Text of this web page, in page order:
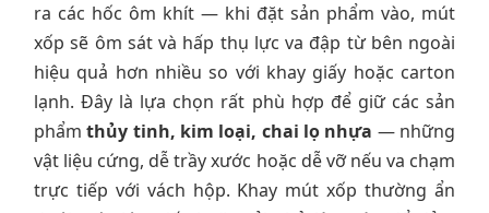
ra các hốc ôm khít — khi đặt sản phẩm vào, mút
xốp sẽ ôm sát và hấp thụ lực va đập từ bên ngoài
hiệu quả hơn nhiều so với khay giấy hoặc carton
lạnh. Đây là lựa chọn rất phù hợp để giữ các sản
phẩmthủy tinh, kim loại, chai lọ nhựa — những
vật liệu cứng, dễ trầy xước hoặc dễ vỡ nếu va chạm
trực tiếp với vách hộp. Khay mút xốp thường ẩn